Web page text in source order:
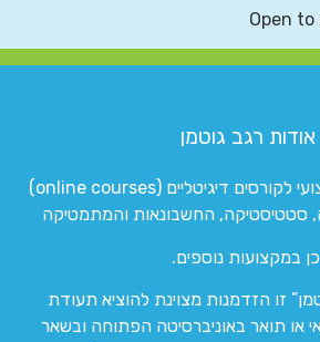
Open
אודות רגב גוטמן
המרכז המוביל והמקצועי לקורסים דיגיטליים (online courses)
סטטיסטיקה, החשבונאות והמתמטיקה
במקצועות נוספים.
זו הזדמנות מצוינת להוציא תעודת
או תואר באוניברסיטה הפתוחה ובשאר